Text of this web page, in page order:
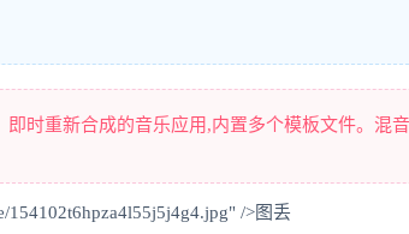
时重新合成的音乐应用,内置多个模板文件。混
154102t6hpza4l55j5j4g4.jpg" />图丢